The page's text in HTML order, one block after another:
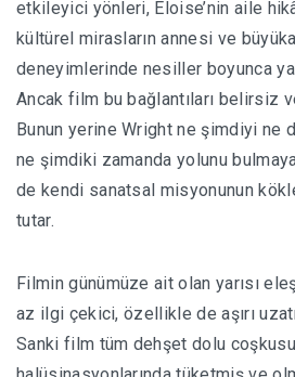
etkileyici yönleri, Eloise’nin aile
kültürel mirasların annesi ve
deneyimlerinde nesiller boyunca
Ancak film bu bağlantıları belirsiz ve
Bunun yerine Wright ne şimdiyi ne
ne şimdiki zamanda yolunu
de kendi sanatsal misyonunun
tutar.
Filmin günümüze ait olan yarısı
az ilgi çekici, özellikle de aşırı
Sanki film tüm dehşet dolu